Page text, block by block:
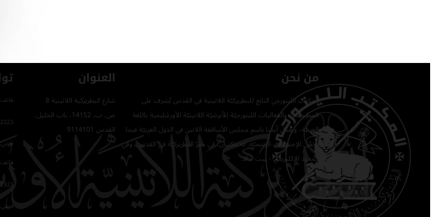
من نحن
المكتب الليتورجي التابع للبطريركيّة اللاتينية في القدس يُشرف على
المطبوعات والفعاليات الليتورجيّة للأبرشيّة اللاتينيّة الأورشليمية باللغة
العربيّة، ويعمل أيضًا باسم مجلس الأساقفة اللاتين في الدول العربيّة فيما
يخصّ الإصدارات الرسميّة. له مكتبان: في مقرّ البطريركيّة في القدس، وفي
المعهد الإكليريكي - بيت جالا.
العنوان
شارع البطريركية اللاتينية 8
ص. ب. 14152، باب الخليل،
القدس 9114101
فرعي: 464
فرعي: 216